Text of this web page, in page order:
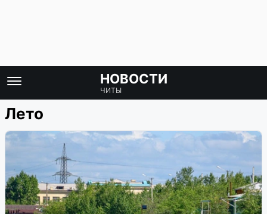
НОВОСТИ
ЧИТЫ
Лето